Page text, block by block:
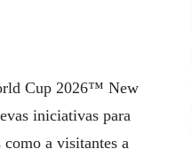
Cup 2026™ New
iniciativas para
a visitantes a